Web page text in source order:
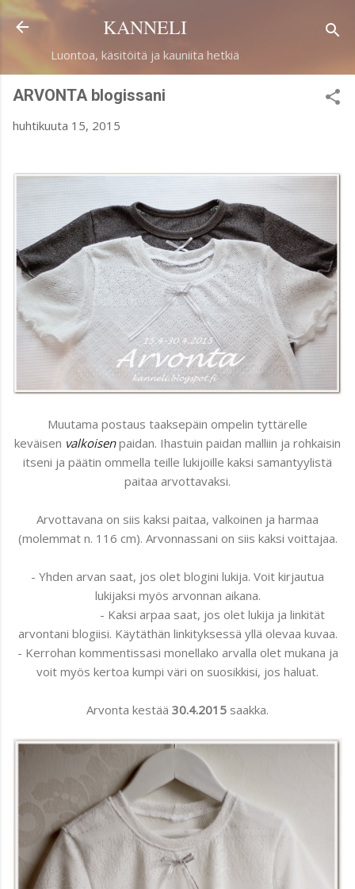
Siirry pääsisältöön
KANNELI
Luontoa, käsitöitä ja kauniita hetkiä
ARVONTA blogissani
huhtikuuta 15, 2015
Muutama postaus taaksepäin ompelin tyttärelle
keväisen valkoisenpaidan. Ihastuin paidan malliin ja rohkaisin
itseni ja päätin ommella teille lukijoille kaksi samantyylistä
paitaa arvottavaksi.
Arvottavana on siis kaksi paitaa, valkoinen ja harmaa
(molemmat n. 116 cm). Arvonnassani on siis kaksi voittajaa.
- Yhden arvan saat, jos olet blogini lukija. Voit kirjautua
lukijaksi myös arvonnan aikana.
- Kaksi arpaa saat, jos olet lukija ja linkität
arvontani blogiisi. Käytäthän linkityksessä yllä olevaa kuvaa.
- Kerrohan kommentissasi monellako arvalla olet mukana ja
voit myös kertoa kumpi väri on suosikkisi, jos haluat.
Arvonta kestää 30.4.2015 saakka.